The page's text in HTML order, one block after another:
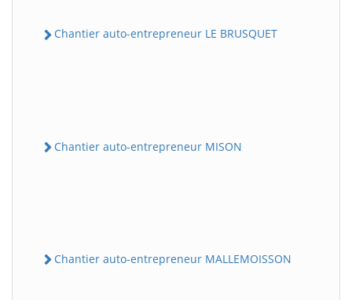
Chantier auto-entrepreneur LE BRUSQUET
Chantier auto-entrepreneur MISON
Chantier auto-entrepreneur MALLEMOISSON